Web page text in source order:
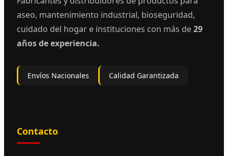
aseo, mantenimiento industrial, bioseguridad,
cuidado del hogar e instituciones con más de29
años de experiencia.
Envíos Nacionales Calidad Garantizada
Contacto